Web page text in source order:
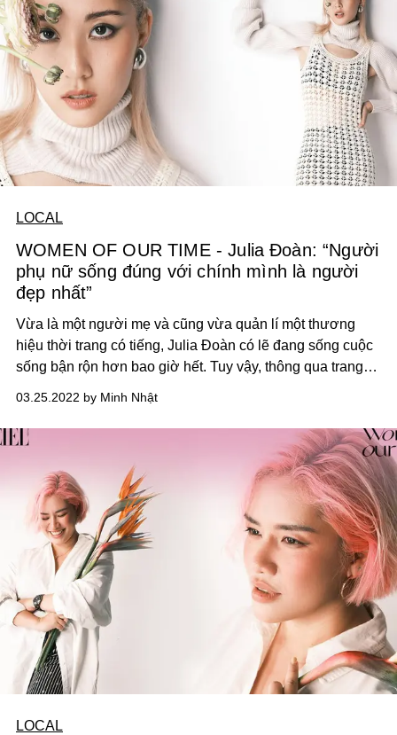
LOCAL
WOMEN OF OUR TIME - Julia Đoàn: “Người
phụ nữ sống đúng với chính mình là người
đẹp nhất”
Vừa là một người mẹ và cũng vừa quản lí một thương
hiệu thời trang có tiếng, Julia Đoàn có lẽ đang sống cuộc
sống bận rộn hơn bao giờ hết. Tuy vậy, thông qua trang
tươm tất, gọn gàng, chăm chỉ với công việc xây dựng nội
dung, và thậm chí, bà mẹ 2 con còn có thời gian cho
phòng gym và những hoạt động thể chất. Một ngày của
Julia Đoàn, 24h có vẻ đang được sử dụng hết công suất
và vô cùng hiệu quả.
03.25.2022 by Minh Nhật
LOCAL